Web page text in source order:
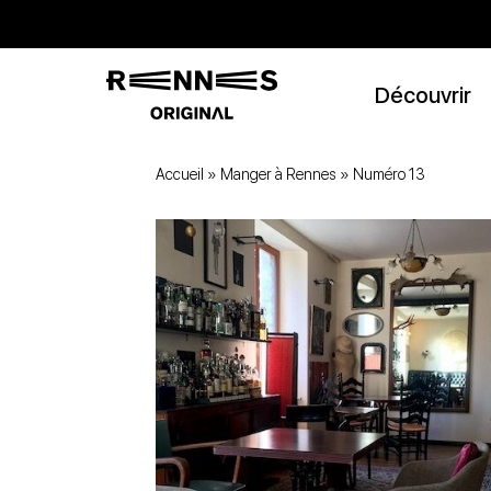
Découvrir
Accueil » Manger à Rennes » Numéro 13